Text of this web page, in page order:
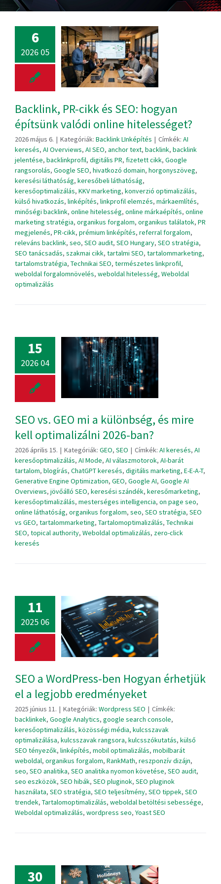
6
2026 05
Backlink, PR-cikk és SEO: hogyan
építsünk valódi online hitelességet?
2026 május 6. | Kategóriák: Backlink LInképítés | Címkék: AI
keresés, AI Overviews, AI SEO, anchor text, backlink, backlink
jelentése, backlinkprofil, digitális PR, fizetett cikk, Google
rangsorolás, Google SEO, hivatkozó domain, horgonyszöveg,
keresési láthatóság, keresőbeli láthatóság,
keresőoptimalizálás, KKV marketing, konverzió optimalizálás,
külső hivatkozás, linképítés, linkprofil elemzés, márkaemlítés,
minőségi backlink, online hitelesség, online márkaépítés, online
marketing stratégia, organikus forgalom, organikus találatok, PR
megjelenés, PR-cikk, prémium linképítés, referral forgalom,
releváns backlink, seo, SEO audit, SEO Hungary, SEO stratégia,
SEO tanácsadás, szakmai cikk, tartalmi SEO, tartalommarketing,
tartalomstratégia, Technikai SEO, természetes linkprofil,
weboldal forgalomnövelés, weboldal hitelesség, Weboldal
optimalizálás
15
2026 04
SEO vs. GEO mi a különbség, és mire
kell optimalizálni 2026-ban?
2026 április 15. | Kategóriák: GEO, SEO | Címkék: AI keresés, AI
keresőoptimalizálás, AI Mode, AI válaszmotorok, AI-barát
tartalom, blogírás, ChatGPT keresés, digitális marketing, E-E-A-T,
Generative Engine Optimization, GEO, Google AI, Google AI
Overviews, jövőálló SEO, keresési szándék, keresőmarketing,
keresőoptimalizálás, mesterséges intelligencia, on page seo,
online láthatóság, organikus forgalom, seo, SEO stratégia, SEO
vs GEO, tartalommarketing, Tartalomoptimalizálás, Technikai
SEO, topical authority, Weboldal optimalizálás, zero-click
keresés
11
2025 06
SEO a WordPress-ben Hogyan érhetjük
el a legjobb eredményeket
2025 június 11. | Kategóriák: Wordpress SEO | Címkék:
backlinkek, Google Analytics, google search console,
keresőoptimalizálás, közösségi média, kulcsszavak
optimalizálása, kulcsszavak rangsora, kulcsszókutatás, külső
SEO tényezők, linképítés, mobil optimalizálás, mobilbarát
weboldal, organikus forgalom, RankMath, reszponzív dizájn,
seo, SEO analitika, SEO analitika nyomon követése, SEO audit,
seo eszközök, SEO hibák, SEO pluginok, SEO pluginok
használata, SEO stratégia, SEO teljesítmény, SEO tippek, SEO
trendek, Tartalomoptimalizálás, weboldal betöltési sebessége,
Weboldal optimalizálás, wordpress seo, Yoast SEO
30